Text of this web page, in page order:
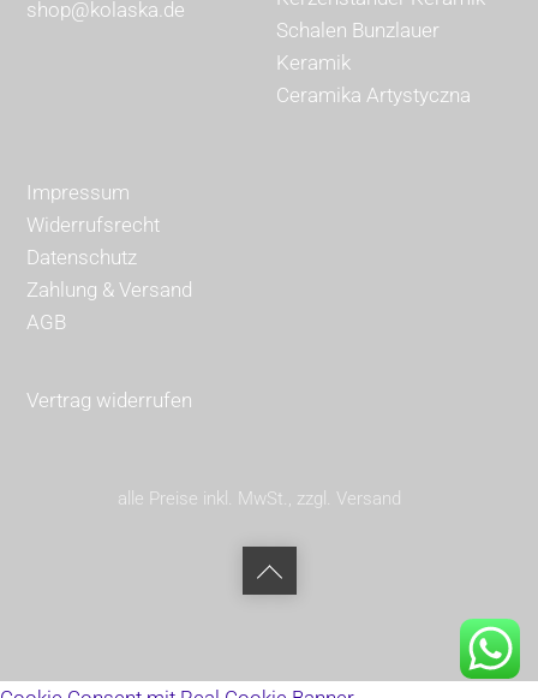
shop@kolaska.de
Schalen Bunzlauer
Keramik
Ceramika Artystyczna
Impressum
Widerrufsrecht
Datenschutz
Zahlung & Versand
AGB
Vertrag widerrufen
Back
alle Preise inkl. MwSt., zzgl. Versand